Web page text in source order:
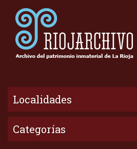
Localidades
Categorías